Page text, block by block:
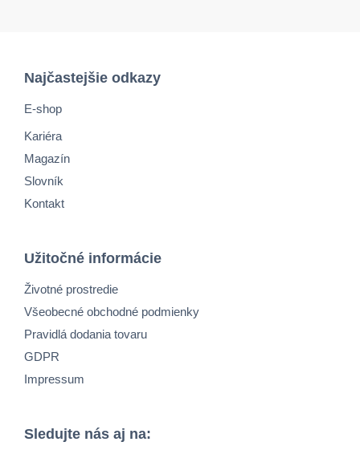
Najčastejšie odkazy
E-shop
Kariéra
Magazín
Slovník
Kontakt
Užitočné informácie
Životné prostredie
Všeobecné obchodné podmienky
Pravidlá dodania tovaru
GDPR
Impressum
Sledujte nás aj na: